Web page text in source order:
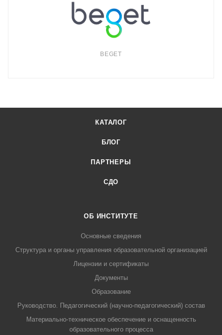
BEGET
КАТАЛОГ
БЛОГ
ПАРТНЕРЫ
СДО
ОБ ИНСТИТУТЕ
Основные сведения
Структура и органы управления образовательной организацией
Лицензии и сертификаты
Документы
Образование
Руководство. Педагогический (научно-педагогический) состав
Материально-техническое обеспечение и оснащенность
образовательного процесса